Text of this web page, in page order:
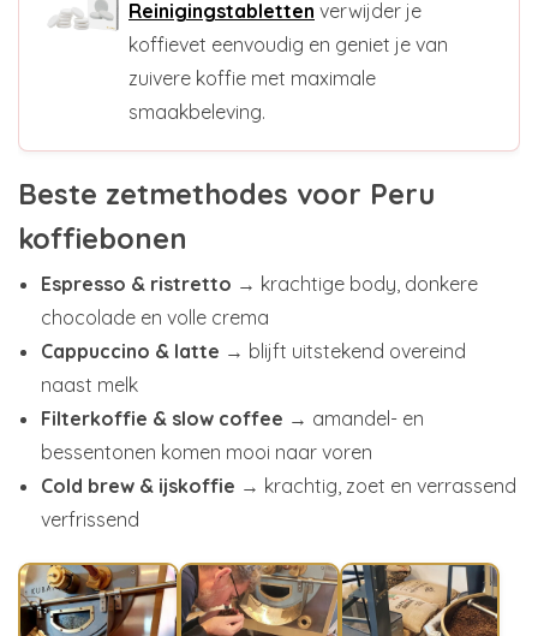
Reinigingstabletten verwijder je
koffievet eenvoudig en geniet je van
zuivere koffie met maximale
smaakbeleving.
Beste zetmethodes voor Peru
koffiebonen
Espresso & ristretto → krachtige body, donkere
chocolade en volle crema
Cappuccino & latte → blijft uitstekend overeind
naast melk
Filterkoffie & slow coffee → amandel- en
bessentonen komen mooi naar voren
Cold brew & ijskoffie → krachtig, zoet en verrassend
verfrissend